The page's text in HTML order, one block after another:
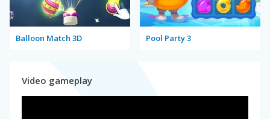
Balloon Match 3D Pool Party 3
Video gameplay